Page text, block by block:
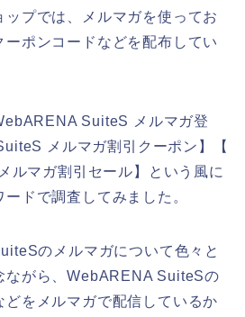
プでは、メルマガを使ってお
ポンコードなどを配布してい
SuiteS メルマガ登
メルマガ割引クーポン】【
ルマガ割引セール】という風に
ドで調査してみました。
のメルマガについて色々と
ながら、WebARENA SuiteSの
どをメルマガで配信しているか